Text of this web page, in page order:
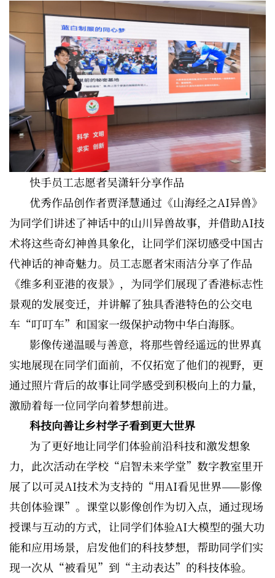
快手员工志愿者吴潇轩分享作品
优秀作品创作者贾泽慧通过《山海经之AI异兽》
为同学们讲述了神话中的山川异兽故事，并借助AI技
术将这些奇幻神兽具象化，让同学们深切感受中国古
代神话的神奇魅力。员工志愿者宋雨洁分享了作品
《维多利亚港的夜景》，为同学们展现了香港标志性
景观的发展变迁，并讲解了独具香港特色的公交电
车“叮叮车”和国家一级保护动物中华白海豚。
影像传递温暖与善意，将那些曾经遥远的世界真
实地展现在同学们面前，不仅拓宽了他们的视野，更
通过照片背后的故事让同学感受到积极向上的力量，
激励着每一位同学向着梦想前进。
科技向善让乡村学子看到更大世界
为了更好地让同学们体验前沿科技和激发想象
力，此次活动在学校“启智未来学堂”数字教室里开
展了以可灵AI技术为支持的“用AI看见世界——影像
共创体验课”。课堂以影像创作为切入点，通过现场
授课与互动的方式，让同学们体验AI大模型的强大功
能和应用场景，启发他们的科技梦想，帮助同学们实
现一次从“被看见”到“主动表达”的科技体验。